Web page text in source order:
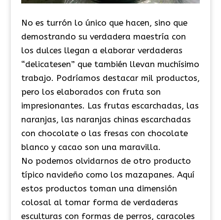
No es turrón lo único que hacen, sino que
demostrando su verdadera maestría con
los dulces llegan a elaborar verdaderas
“delicatesen” que también llevan muchísimo
trabajo. Podríamos destacar mil productos,
pero los elaborados con fruta son
impresionantes. Las frutas escarchadas, las
naranjas, las naranjas chinas escarchadas
con chocolate o las fresas con chocolate
blanco y cacao son una maravilla.
No podemos olvidarnos de otro producto
típico navideño como los mazapanes. Aquí
estos productos toman una dimensión
colosal al tomar forma de verdaderas
esculturas con formas de perros, caracoles